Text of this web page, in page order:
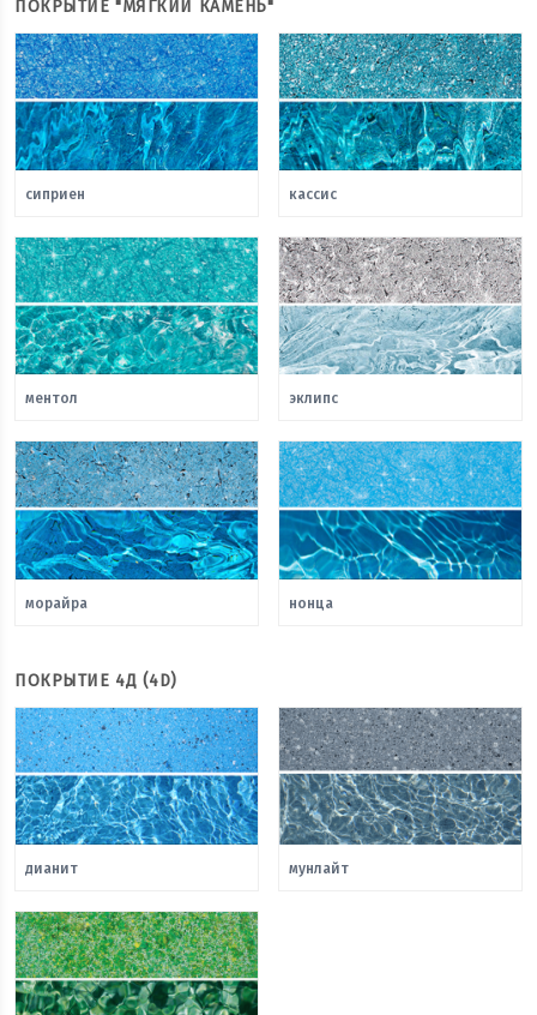
ПОКРЫТИЕ "МЯГКИЙ КАМЕНЬ"
сиприен кассис
ментол эклипс
морайра нонца
ПОКРЫТИЕ 4Д (4D)
дианит мунлайт